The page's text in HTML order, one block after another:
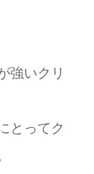
強いクリ
とってク